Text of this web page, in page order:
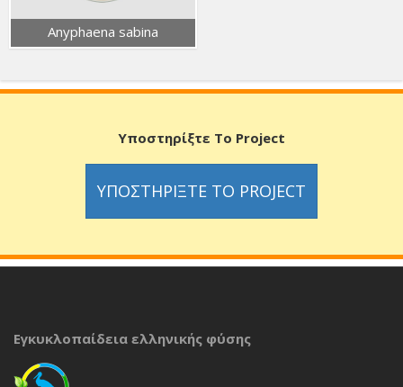
Anyphaena sabina
Υποστηρίξτε Το Project
ΥΠΟΣΤΗΡΊΞΤΕ ΤΟ PROJECT
Εγκυκλοπαίδεια ελληνικής φύσης